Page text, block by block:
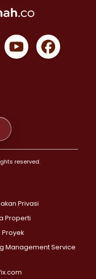
>
>
>
reserved.
Privasi
Properti
Proyek
Management Service